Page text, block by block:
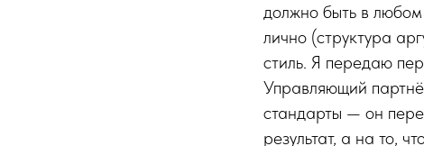
должно быть в любом
лично (структура
стиль. Я передаю
Управляющий
стандарты — он
результат, а на то,